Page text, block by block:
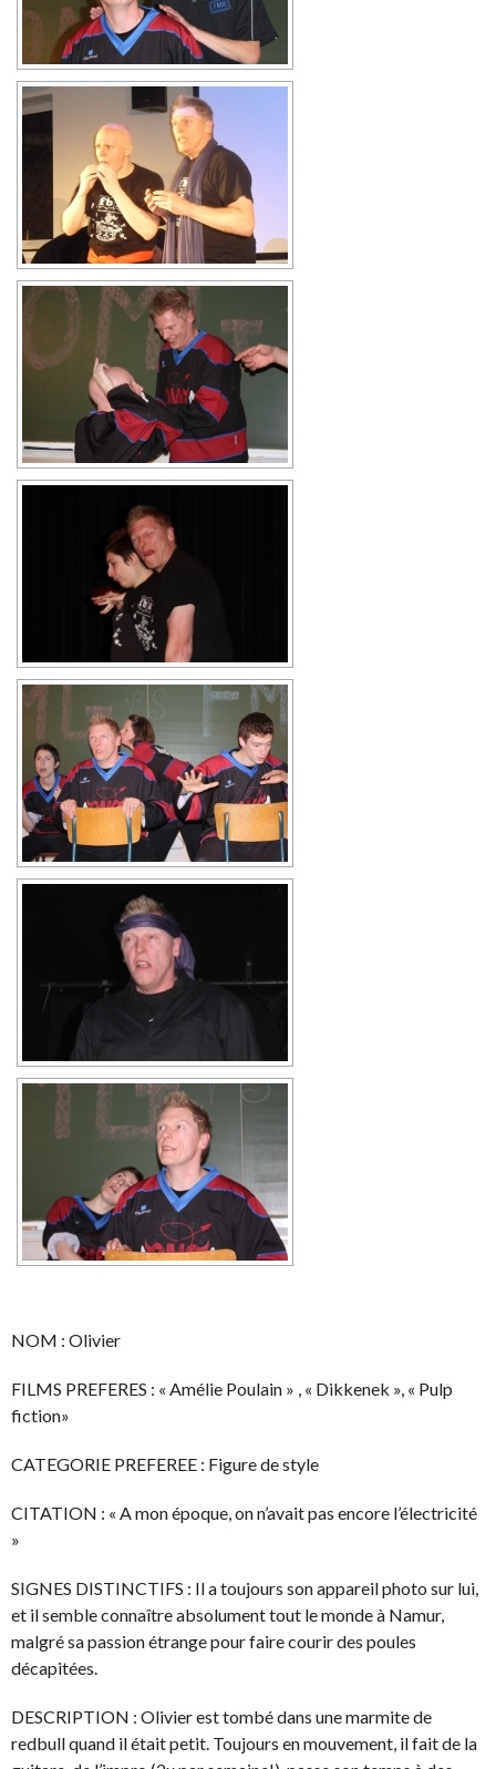
NOM : Olivier
FILMS PREFERES : « Amélie Poulain » , « Dikkenek », « Pulp
fiction»
CATEGORIE PREFEREE : Figure de style
CITATION : « A mon époque, on n’avait pas encore l’électricité
»
SIGNES DISTINCTIFS : Il a toujours son appareil photo sur lui,
et il semble connaître absolument tout le monde à Namur,
malgré sa passion étrange pour faire courir des poules
décapitées.
DESCRIPTION : Olivier est tombé dans une marmite de
redbull quand il était petit. Toujours en mouvement, il fait de la